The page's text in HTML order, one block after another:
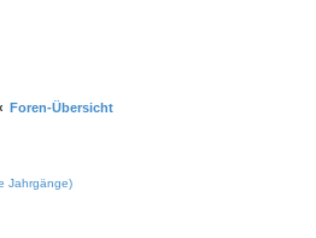
Foren-Übersicht
Jahrgänge)